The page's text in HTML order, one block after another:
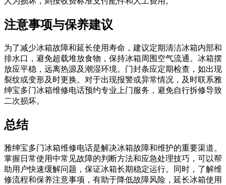
注意事项与保养建议
为了减少冰箱故障和延长使用寿命，建议定期清洁冰箱内部和
排水口，避免超载堆放食物，保持冰箱周围空气流通。冰箱摆
放应平稳，远离热源及潮湿环境。门封条应定期检查，如出现
裂纹或变形及时更换。对于出现报警或异常情况，及时联系雅
绅宝多门冰箱维修电话预约专业上门服务，避免自行拆修导致
二次损坏。
总结
雅绅宝多门冰箱维修电话是解决冰箱故障和维护的重要渠道。
掌握日常使用中常见故障的判断方法和应急处理技巧，可以帮
助用户快速缓解问题，保证冰箱长期稳定运行。同时，了解维
修流程和保养注意事项，有助于降低故障风险，延长冰箱使用